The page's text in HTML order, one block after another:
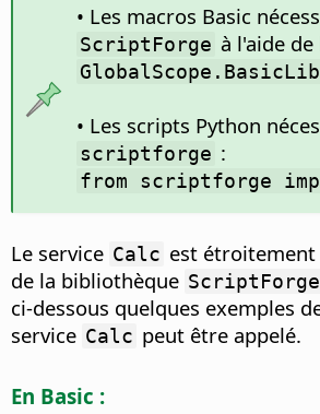
• Les macros Basic
ScriptForge à l'aide
• Les scripts Python
scriptforge :
from scriptforge
Le service Calc est étroitement
de la bibliothèque ScriptForge
ci-dessous quelques exemples
service Calc peut être appelé.
En Basic :